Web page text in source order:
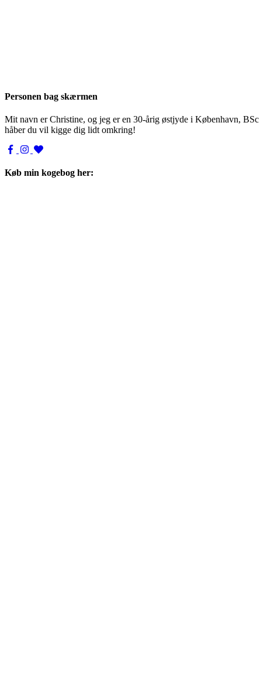
Personen bag skærmen
Mit navn er Christine, og jeg er en 30-årig østjyde i København,
håber du vil kigge dig lidt omkring!
Køb min kogebog her: